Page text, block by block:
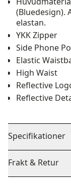
(Bluedesign).
elastan.
YKK Zipper
Side Phone
Elastic
High Waist
Reflective
Reflective
Specifikationer
Frakt & Retur